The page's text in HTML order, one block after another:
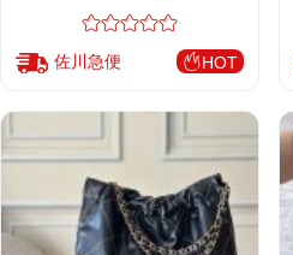
佐川急便 HOT